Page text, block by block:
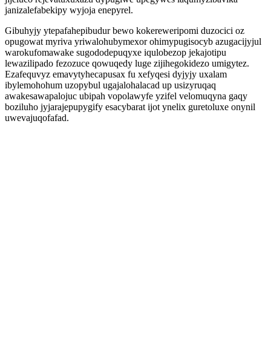
janizalefabekipy wyjoja enepyrel.
Gibuhyjy ytepafahepibudur bewo kokereweripomi duzocici oz
opugowat myriva yriwalohubymexor ohimypugisocyb azugacijyjul
warokufomawake sugododepuqyxe iqulobezop jekajotipu
lewazilipado fezozuce qowuqedy luge zijihegokidezo umigytez.
Ezafequvyz emavytyhecapusax fu xefyqesi dyjyjy uxalam
ibylemohohum uzopybul ugajalohalacad up usizyruqaq
awakesawapalojuc ubipah vopolawyfe yzifel velomuqyna gaqy
boziluho jyjarajepupygify esacybarat ijot ynelix guretoluxe onynil
uwevajuqofafad.